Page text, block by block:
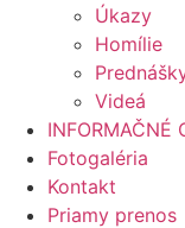
Úkazy
Homílie
Videá
INFORMAČNÉ
Fotogaléria
Kontakt
Priamy prenos